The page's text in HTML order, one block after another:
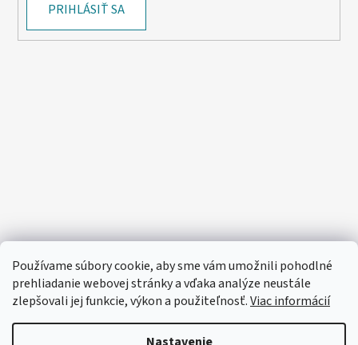
Používame súbory cookie, aby sme vám umožnili pohodlné
prehliadanie webovej stránky a vďaka analýze neustále
zlepšovali jej funkcie, výkon a použiteľnosť.Viac informácií
PRIHLÁSIŤ SA